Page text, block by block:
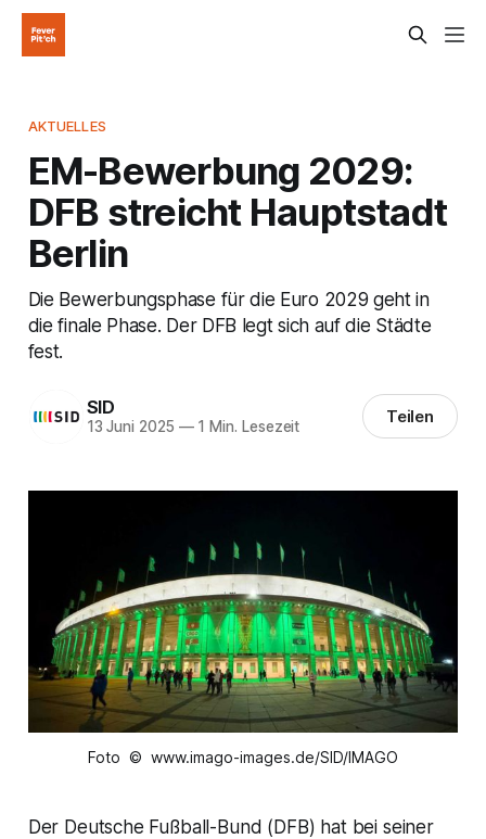
AKTUELLES
EM-Bewerbung 2029:
DFB streicht Hauptstadt
Berlin
Die Bewerbungsphase für die Euro 2029 geht in
die finale Phase. Der DFB legt sich auf die Städte
fest.
SID
13 Juni 2025 —1 Min. Lesezeit Teilen
Foto © www.imago-images.de/SID/IMAGO
Der Deutsche Fußball-Bund (DFB) hat bei seiner